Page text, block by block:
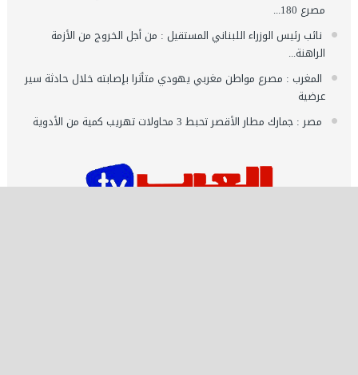
مصرع 180...
نائب رئيس الوزراء اللبناني المستقيل : من أجل الخروج من الأزمة
الراهنة...
المغرب : مصرع مواطن مغربي يهودي متأثرا بإصابته خلال حادثة سير
عرضية
مصر : جمارك مطار الأقصر تحبط 3 محاولات تهريب كمية من الأدوية